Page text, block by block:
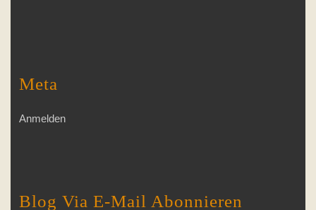
Meta
Anmelden
Blog Via E-Mail Abonnieren